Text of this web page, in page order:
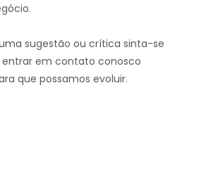
sugestão ou crítica sinta-se
em contato conosco
que possamos evoluir.